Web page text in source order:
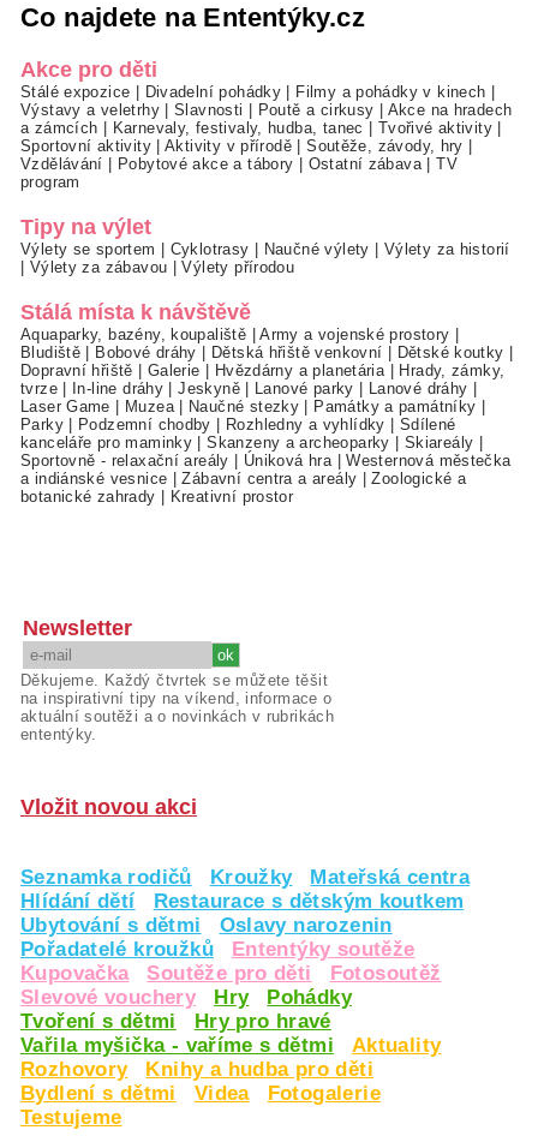
Co najdete na Ententýky.cz
Akce pro děti
Stálé expozice Divadelní pohádky Filmy a pohádky v kinech
Výstavy a veletrhy|Slavnosti Poutě a cirkusy
Akce na hradech
a zámcích
Karnevaly, festivaly, hudba, tanec Tvořivé aktivity
Sportovní aktivity|Aktivity v přírodě |Soutěže, závody, hry
Vzdělávání
Pobytové akce a tábory Ostatní zábava |TV
program
Tipy na výlet
Výlety se sportem Cyklotrasy Naučné výlety
Výlety za historií
Výlety za zábavou |Výlety přírodou
Stálá místa k návštěvě
Aquaparky, bazény, koupaliště |Army a vojenské prostory
Bludiště
Bobové dráhy Dětská hřiště venkovní Dětské koutky
Dopravní hřiště
Galerie Hvězdárny a planetária
Hrady, zámky,
tvrze| In-line dráhy |Jeskyně| Lanové parky Lanové dráhy
Laser Game
Muzea| Naučné stezky Památky a památníky
Parky| Podzemní chodby Rozhledny a vyhlídky
Sdílené
kanceláře pro maminky |Skanzeny a archeoparky Skiareály
Sportovně - relaxační areály
Úniková hra |Westernová městečka
a indiánské vesnice |Zábavní centra a areály |Zoologické a
botanické zahrady
Kreativní prostor
Newsletter
Děkujeme. Každý čtvrtek se můžete těšit
na inspirativní tipy na víkend, informace o
aktuální soutěži a o novinkách v rubrikách
ententýky.
Vložit novou akci
Seznamka rodičů Kroužky
Mateřská centra
Hlídání dětí
Restaurace s dětským koutkem
Ubytování s dětmi
Oslavy narozenin
Pořadatelé kroužků
Ententýky soutěže
Kupovačka
Soutěže pro děti
Fotosoutěž
Slevové vouchery
Hry
Pohádky
Tvoření s dětmi
Hry pro hravé
Vařila myšička - vaříme s dětmi
Aktuality
Rozhovory
Knihy a hudba pro děti
Bydlení s dětmi
Videa
Fotogalerie
Testujeme